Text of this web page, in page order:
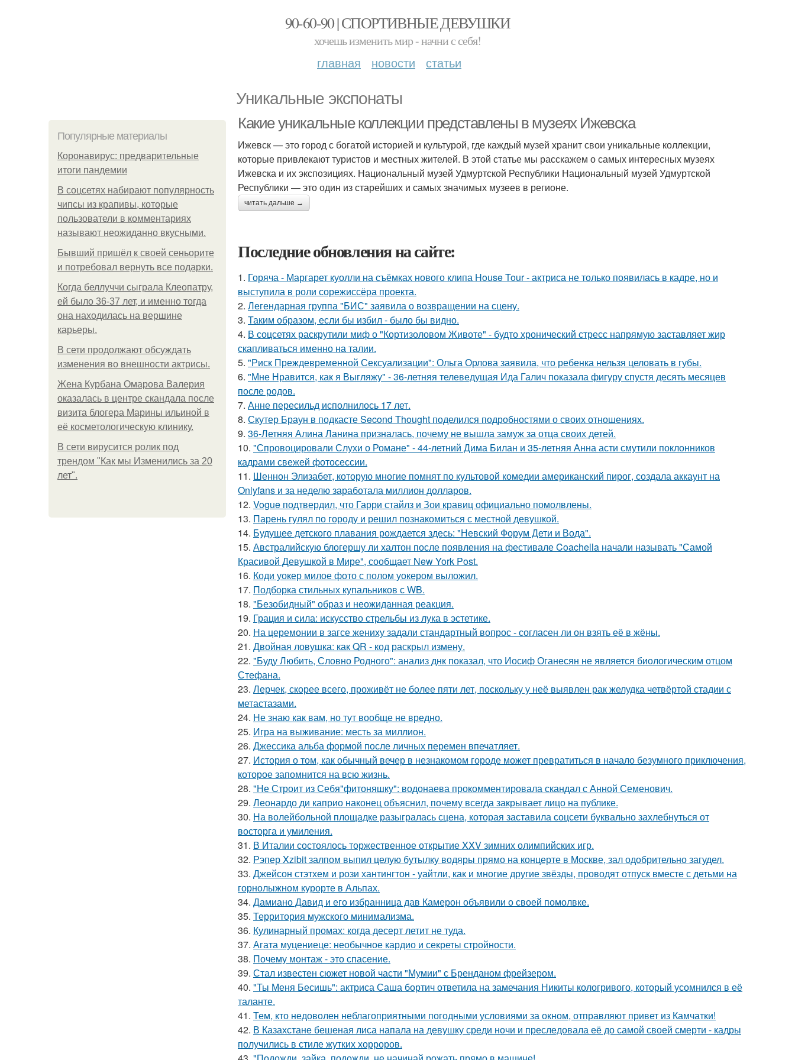
90-60-90 | СПОРТИВНЫЕ ДЕВУШКИ
хочешь изменить мир - начни с себя!
главная новости статьи
Уникальные экспонаты
Популярные материалы
Коронавирус: предварительные
итоги пандемии
В соцсетях набирают популярность
чипсы из крапивы, которые
пользователи в комментариях
называют неожиданно вкусными.
Бывший пришёл к своей сеньорите
и потребовал вернуть все подарки.
Когда беллуччи сыграла Клеопатру,
ей было 36-37 лет, и именно тогда
она находилась на вершине
карьеры.
В сети продолжают обсуждать
изменения во внешности актрисы.
Жена Курбана Омарова Валерия
оказалась в центре скандала после
визита блогера Марины ильиной в
её косметологическую клинику.
В сети вирусится ролик под
трендом "Как мы Изменились за 20
лет".
Какие уникальные коллекции представлены в музеях Ижевска
Ижевск — это город с богатой историей и культурой, где каждый музей хранит свои уникальные коллекции,
которые привлекают туристов и местных жителей. В этой статье мы расскажем о самых интересных музеях
Ижевска и их экспозициях. Национальный музей Удмуртской Республики Национальный музей Удмуртской
Республики — это один из старейших и самых значимых музеев в регионе.
читать дальше →
Последние обновления на сайте:
1. Горяча - Маргарет куолли на съёмках нового клипа House Tour - актриса не только появилась в кадре, но и
выступила в роли сорежиссёра проекта.
2. Легендарная группа "БИС" заявила о возвращении на сцену.
3. Таким образом, если бы избил - было бы видно.
4. В соцсетях раскрутили миф о "Кортизоловом Животе" - будто хронический стресс напрямую заставляет жир
скапливаться именно на талии.
5. "Риск Преждевременной Сексуализации": Ольга Орлова заявила, что ребенка нельзя целовать в губы.
6. "Мне Нравится, как я Выгляжу" - 36-летняя телеведущая Ида Галич показала фигуру спустя десять месяцев
после родов.
7. Анне пересильд исполнилось 17 лет.
8. Скутер Браун в подкасте Second Thought поделился подробностями о своих отношениях.
9. 36-Летняя Алина Ланина призналась, почему не вышла замуж за отца своих детей.
10. "Спровоцировали Слухи о Романе" - 44-летний Дима Билан и 35-летняя Анна асти смутили поклонников
кадрами свежей фотосессии.
11. Шеннон Элизабет, которую многие помнят по культовой комедии американский пирог, создала аккаунт на
Onlyfans и за неделю заработала миллион долларов.
12. Vogue подтвердил, что Гарри стайлз и Зои кравиц официально помолвлены.
13. Парень гулял по городу и решил познакомиться с местной девушкой.
14. Будущее детского плавания рождается здесь: "Невский Форум Дети и Вода".
15. Австралийскую блогершу ли халтон после появления на фестивале Coachella начали называть "Самой
Красивой Девушкой в Мире", сообщает New York Post.
16. Коди уокер милое фото с полом уокером выложил.
17. Подборка стильных купальников с WB.
18. "Безобидный" образ и неожиданная реакция.
19. Грация и сила: искусство стрельбы из лука в эстетике.
20. На церемонии в загсе жениху задали стандартный вопрос - согласен ли он взять её в жёны.
21. Двойная ловушка: как QR - код раскрыл измену.
22. "Буду Любить, Словно Родного": анализ днк показал, что Иосиф Оганесян не является биологическим отцом
Стефана.
23. Лерчек, скорее всего, проживёт не более пяти лет, поскольку у неё выявлен рак желудка четвёртой стадии с
метастазами.
24. Не знаю как вам, но тут вообще не вредно.
25. Игра на выживание: месть за миллион.
26. Джессика альба формой после личных перемен впечатляет.
27. История о том, как обычный вечер в незнакомом городе может превратиться в начало безумного приключения,
которое запомнится на всю жизнь.
28. "Не Строит из Себя"фитоняшку": водонаева прокомментировала скандал с Анной Семенович.
29. Леонардо ди каприо наконец объяснил, почему всегда закрывает лицо на публике.
30. На волейбольной площадке разыгралась сцена, которая заставила соцсети буквально захлебнуться от
восторга и умиления.
31. В Италии состоялось торжественное открытие XXV зимних олимпийских игр.
32. Рэпер Xzibit залпом выпил целую бутылку водяры прямо на концерте в Москве, зал одобрительно загудел.
33. Джейсон стэтхем и рози хантингтон - уайтли, как и многие другие звёзды, проводят отпуск вместе с детьми на
горнолыжном курорте в Альпах.
34. Дамиано Давид и его избранница дав Камерон объявили о своей помолвке.
35. Территория мужского минимализма.
36. Кулинарный промах: когда десерт летит не туда.
37. Агата муцениеце: необычное кардио и секреты стройности.
38. Почему монтаж - это спасение.
39. Стал известен сюжет новой части "Мумии" с Бренданом фрейзером.
40. "Ты Меня Бесишь": актриса Саша бортич ответила на замечания Никиты кологривого, который усомнился в её
таланте.
41. Тем, кто недоволен неблагоприятными погодными условиями за окном, отправляют привет из Камчатки!
42. В Казахстане бешеная лиса напала на девушку среди ночи и преследовала её до самой своей смерти - кадры
получились в стиле жутких хорроров.